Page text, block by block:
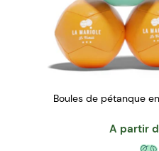
Boules de pétanque
A partir